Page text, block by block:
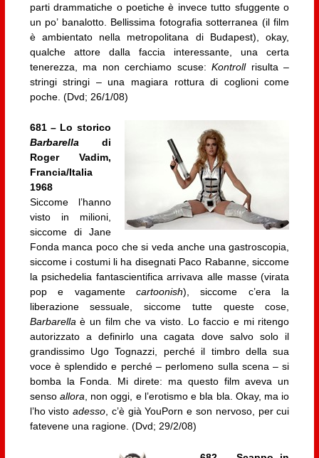
parti drammatiche o poetiche è invece tutto sfuggente o
un po’ banalotto. Bellissima fotografia sotterranea (il film
è ambientato nella metropolitana di Budapest), okay,
qualche attore dalla faccia interessante, una certa
tenerezza, ma non cerchiamo scuse:Kontroll risulta –
stringi stringi – una magiara rottura di coglioni come
poche. (Dvd; 26/1/08)
681 – Lo storico
Barbarella
di
Roger Vadim,
Francia/Italia
1968
Siccome l’hanno
visto in milioni,
siccome di Jane
Fonda manca poco che si veda anche una gastroscopia,
siccome i costumi li ha disegnati Paco Rabanne, siccome
la psichedelia fantascientifica arrivava alle masse (virata
pop e vagamente cartoonish), siccome c’era la
liberazione sessuale, siccome tutte queste cose,
Barbarellaè un film che va visto. Lo faccio e mi ritengo
autorizzato a definirlo una cagata dove salvo solo il
grandissimo Ugo Tognazzi, perché il timbro della sua
voce è splendido e perché – perlomeno sulla scena – si
bomba la Fonda. Mi direte: ma questo film aveva un
senso allora , non oggi, e l’erotismo e bla bla. Okay, ma io
l’ho vistoadesso , c’è già YouPorn e son nervoso, per cui
fatevene una ragione. (Dvd; 29/2/08)